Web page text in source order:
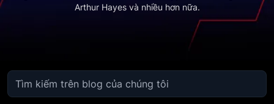
Arthur Hayes và nhiều hơn nữa.